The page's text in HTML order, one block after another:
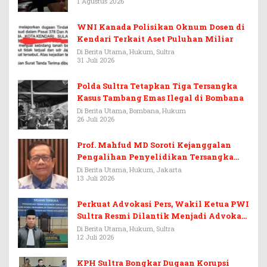
WNI Kanada Polisikan Oknum Dosen di
Kendari Terkait Aset Puluhan Miliar
Di Berita Utama, Hukum, Sultra
31 Juli 2026
Polda Sultra Tetapkan Tiga Tersangka
Kasus Tambang Emas Ilegal di Bombana
Di Berita Utama, Bombana, Hukum
26 Juli 2026
Prof. Mahfud MD Soroti Kejanggalan
Pengalihan Penyelidikan Tersangka
Febrie Adriansyah
Di Berita Utama, Hukum, Jakarta
13 Juli 2026
Perkuat Advokasi Pers, Wakil Ketua PWI
Sultra Resmi Dilantik Menjadi Advokat
PERADI
Di Berita Utama, Hukum, Sultra
12 Juli 2026
KPH Sultra Bongkar Dugaan Korupsi